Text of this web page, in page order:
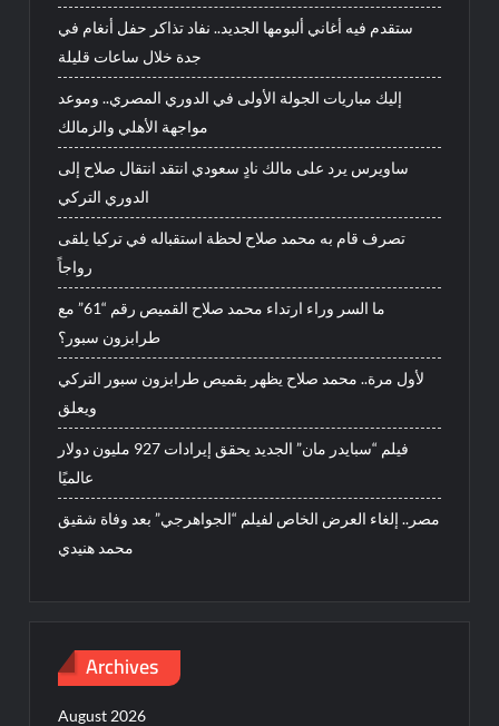
ستقدم فيه أغاني ألبومها الجديد.. نفاد تذاكر حفل أنغام في
جدة خلال ساعات قليلة
إليك مباريات الجولة الأولى في الدوري المصري.. وموعد
مواجهة الأهلي والزمالك
ساويرس يرد على مالك نادٍ سعودي انتقد انتقال صلاح إلى
الدوري التركي
تصرف قام به محمد صلاح لحظة استقباله في تركيا يلقى
رواجاً
ما السر وراء ارتداء محمد صلاح القميص رقم “61” مع
طرابزون سبور؟
لأول مرة.. محمد صلاح يظهر بقميص طرابزون سبور التركي
ويعلق
فيلم “سبايدر مان” الجديد يحقق إيرادات 927 مليون دولار
عالميًا
مصر.. إلغاء العرض الخاص لفيلم “الجواهرجي” بعد وفاة شقيق
محمد هنيدي
Archives
August 2026